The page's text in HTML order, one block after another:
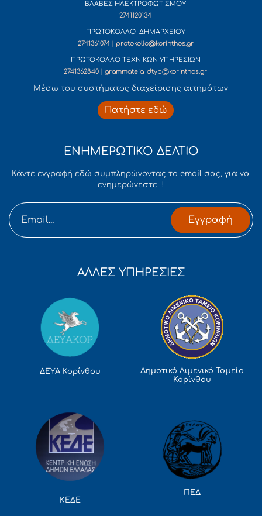
ΒΛΑΒΕΣ ΗΛΕΚΤΡΟΦΩΤΙΣΜΟΥ
2741120134
ΠΡΩΤΟΚΟΛΛΟ ΔΗΜΑΡΧΕΙΟΥ
2741361074 | protokollo@korinthos.gr
ΠΡΩΤΟΚΟΛΛΟ ΤΕΧΝΙΚΩΝ ΥΠΗΡΕΣΙΩΝ
2741362840 | grammateia_dtyp@korinthos.gr
Mέσω του συστήματος διαχείρισης αιτημάτων
Πατήστε εδώ
ΕΝΗΜΕΡΩΤΙΚΟ ΔΕΛΤΙΟ
Κάντε εγγραφή εδώ συμπληρώνοντας το email σας, για να
ενημερώνεστε !
Εγγραφή
ΑΛΛΕΣ ΥΠΗΡΕΣΙΕΣ
ΔΕΥΑ Κορίνθου
Δημοτικό Λιμενικό Ταμείο
Κορίνθου
ΚΕΔΕ
ΠΕΔ